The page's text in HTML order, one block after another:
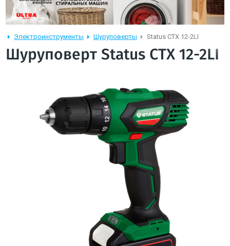
Электроинструменты Шуруповерты Status CTX 12-2LI
Шуруповерт Status CTX 12-2LI